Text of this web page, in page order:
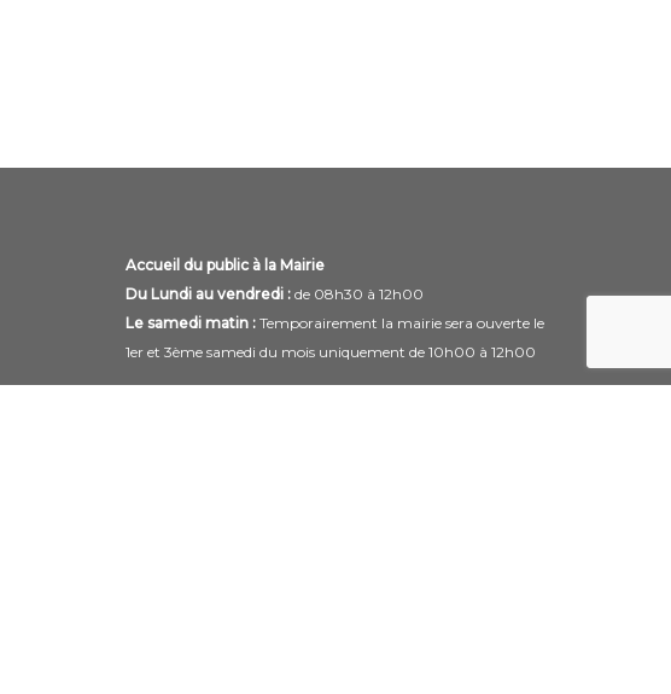
Accueil du public à la Mairie
Du Lundi au vendredi :de 08h30 à 12h00
Le samedi matin :Temporairement la mairie sera ouverte le
1er et 3ème samedi du mois uniquement de 10h00 à 12h00